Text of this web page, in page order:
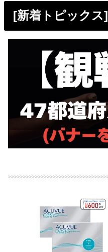
[新着トピックス]